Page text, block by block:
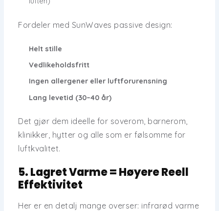
Fordeler med SunWaves passive design:
Helt stille
Vedlikeholdsfritt
Ingen allergener eller luftforurensning
Lang levetid (30–40 år)
Det gjør dem ideelle for soverom, barnerom,
klinikker, hytter og alle som er følsomme for
luftkvalitet.
5. Lagret Varme = Høyere Reell
Effektivitet
Her er en detalj mange overser: infrarød varme